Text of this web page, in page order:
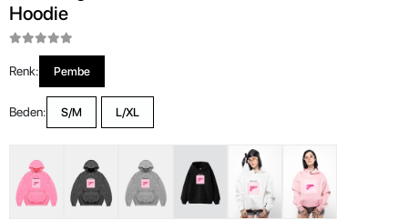
Hoodie
Renk: Pembe
Beden: S/M L/XL